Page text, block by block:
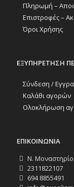
Πληρωμή –
Επιστροφές –
Όροι Χρήσης
ΕΞΥΠΗΡΕΤΗΣΗ
Σύνδεση /
Καλάθι αγορών
Ολοκλήρωση
ΕΠΙΚΟΙΝΩΝΙΑ
Ν.
2311822107
694 8855491